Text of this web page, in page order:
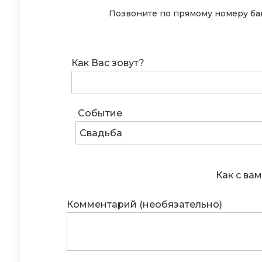
Позвоните по прямому номеру
Как Вас зовут?
Событие
Свадьба
Как с
Комментарий (необязательно)